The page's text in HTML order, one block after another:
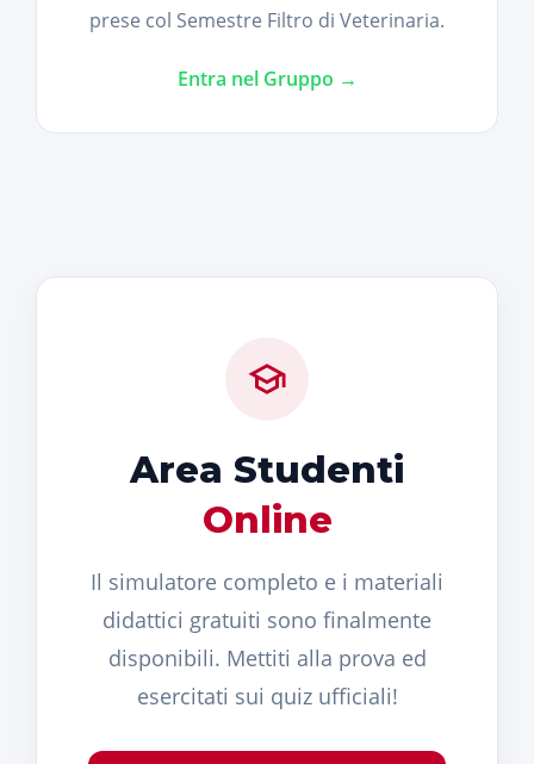
prese col Semestre Filtro di Veterinaria.
Entra nel Gruppo →
Area Studenti
Online
Il simulatore completo e i materiali
didattici gratuiti sono finalmente
disponibili. Mettiti alla prova ed
esercitati sui quiz ufficiali!